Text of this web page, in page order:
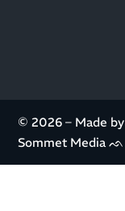
© 2026 – Made by
Sommet Media ᨒ